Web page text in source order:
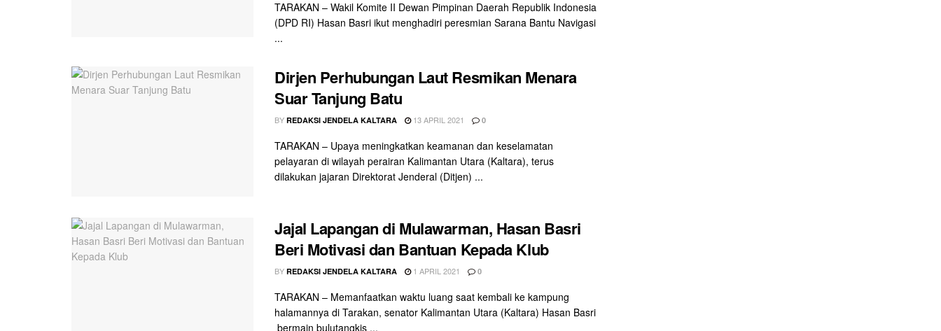
TARAKAN – Wakil Komite II Dewan Pimpinan Daerah Republik Indonesia
(DPD RI) Hasan Basri ikut menghadiri peresmian Sarana Bantu Navigasi
...
Dirjen Perhubungan Laut Resmikan Menara
Suar Tanjung Batu
BY REDAKSI JENDELA KALTARA 13 APRIL 2021 0
TARAKAN – Upaya meningkatkan keamanan dan keselamatan
pelayaran di wilayah perairan Kalimantan Utara (Kaltara), terus
dilakukan jajaran Direktorat Jenderal (Ditjen) ...
Jajal Lapangan di Mulawarman, Hasan Basri
Beri Motivasi dan Bantuan Kepada Klub
BY REDAKSI JENDELA KALTARA 1 APRIL 2021 0
TARAKAN – Memanfaatkan waktu luang saat kembali ke kampung
halamannya di Tarakan, senator Kalimantan Utara (Kaltara) Hasan Basri
bermain bulutangkis ...